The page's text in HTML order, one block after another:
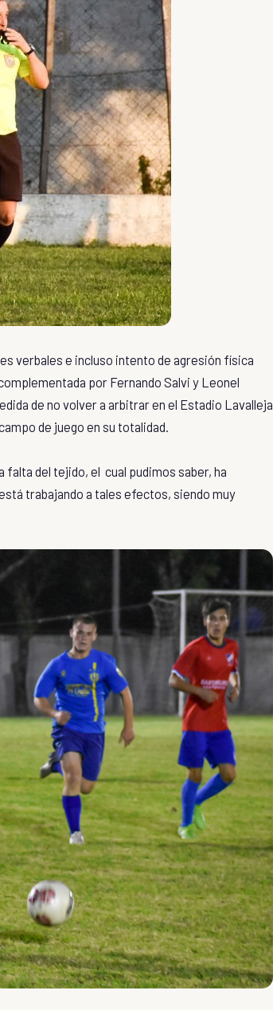
verbales e incluso intento de agresión física
por Fernando Salvi y Leonel
de no volver a arbitrar en el Estadio Lavalleja
de juego en su totalidad.
falta del tejido, el cual pudimos saber, ha
trabajando a tales efectos, siendo muy